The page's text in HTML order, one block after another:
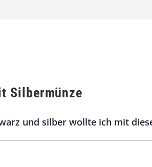
Silbermünze
und silber wollte ich mit